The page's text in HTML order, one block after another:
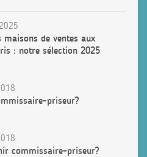
maisons de ventes aux
: notre sélection 2025
priseur?
commissaire-priseur?